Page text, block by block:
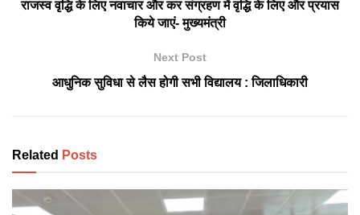
राजस्व वृद्धि के लिए नवाचार और कर संग्रहण में वृद्धि के लिए और प्रयास
किये जाएं- मुख्यमंत्री
Next Post
आधुनिक सुविधा से लैस होगी सभी विद्यालय : जिलाधिकारी
Related Posts